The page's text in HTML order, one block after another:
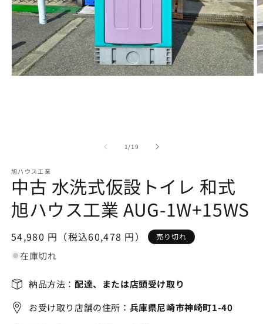
(1)
を
く
1/の
19
旭ハウス工業
中古 水洗式仮設トイレ 和式
旭ハウス工業 AUG-1W+15WS
通
常
格
54,980 円（税込60,478 円） 売り切れ
在庫切れ
納品方法： 配達、または店頭受け取り
お受け取り店舗の住所： 兵庫県尼崎市神崎町1-40